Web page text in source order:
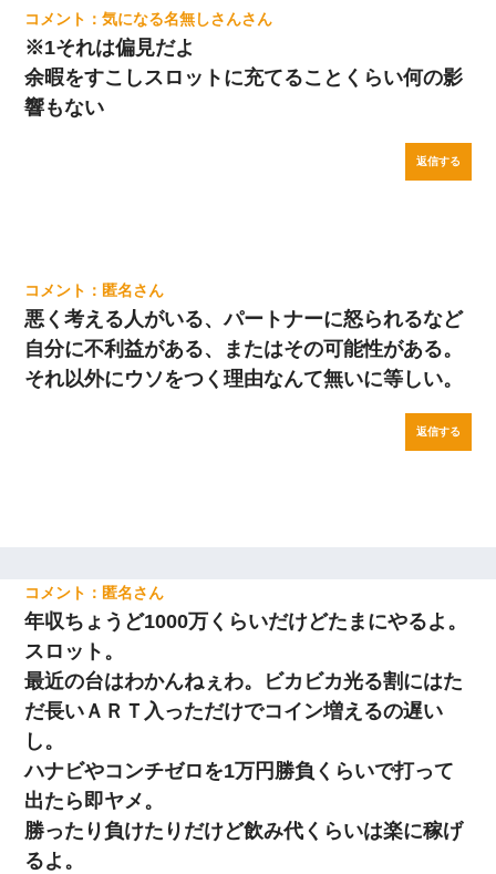
気になる名無しさん
※1それは偏見だよ
余暇をすこしスロットに充てることくらい何の影
響もない
返信する
匿名
悪く考える人がいる、パートナーに怒られるなど
自分に不利益がある、またはその可能性がある。
それ以外にウソをつく理由なんて無いに等しい。
返信する
匿名
年収ちょうど1000万くらいだけどたまにやるよ。
スロット。
最近の台はわかんねぇわ。ビカビカ光る割にはた
だ長いＡＲＴ入っただけでコイン増えるの遅い
し。
ハナビやコンチゼロを1万円勝負くらいで打って
出たら即ヤメ。
勝ったり負けたりだけど飲み代くらいは楽に稼げ
るよ。